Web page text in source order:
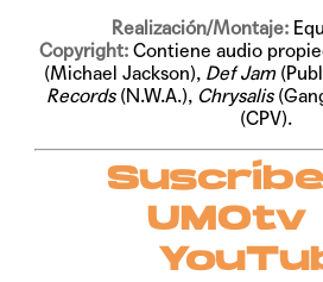
Realización/Montaje:
Copyright: Contiene audio
(Michael Jackson), Def Jam
Records(N.W.A.), Chrysalis
(CPV).
UMOtv